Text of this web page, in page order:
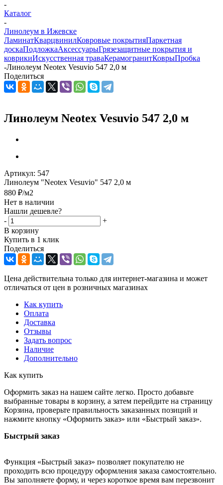
-
Каталог
-
Линолеум в Ижевске
ЛаминатКварцвинилКовровые покрытияПаркетная
доскаПодложкаАксессуарыГрязезащитные покрытия и
коврикиИскусственная траваКерамогранитКоврыПробка
-Линолеум Neotex Vesuvio 547 2,0 м
Поделиться
Линолеум Neotex Vesuvio 547 2,0 м
Артикул: 547
Линолеум "Neotex Vesuvio" 547 2,0 м
880 ₽/м2
Нет в наличии
Нашли дешевле?
-
+
В корзину
Купить в 1 клик
Поделиться
Цена действительна только для интернет-магазина и может
отличаться от цен в розничных магазинах
Как купить
Оплата
Доставка
Отзывы
Задать вопрос
Наличие
Дополнительно
Как купить
Оформить заказ на нашем сайте легко. Просто добавьте
выбранные товары в корзину, а затем перейдите на страницу
Корзина, проверьте правильность заказанных позиций и
нажмите кнопку «Оформить заказ» или «Быстрый заказ».
Быстрый заказ
Функция «Быстрый заказ» позволяет покупателю не
проходить всю процедуру оформления заказа самостоятельно.
Вы заполняете форму, и через короткое время вам перезвонит